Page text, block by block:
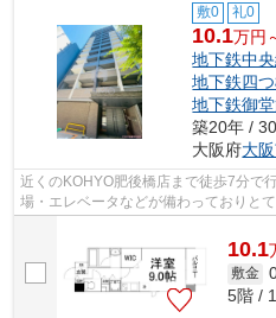
敷0 礼0
10.1万円
地下鉄中
地下鉄四
地下鉄御
築20年 /
大阪府大
近くのKOHYO肥後橋店まで徒歩7分で
場・エレベータなどが備わっておりと
タイル張りは、外面の耐久性にも優れ
10.1
敷金
5階 /